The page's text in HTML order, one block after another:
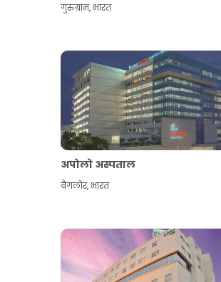
गुरुग्राम,भारत
अपोलो अस्पताल
बैंगलोर,भारत